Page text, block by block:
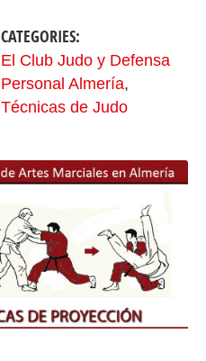
CATEGORIES:
El Club Judo y Defensa
Personal Almería,
Técnicas de Judo